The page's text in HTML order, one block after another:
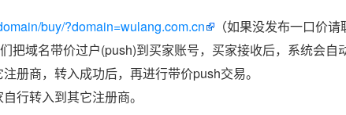
buy/?domain=wulang.com.cn
（如果没发布一口价请
把域名带价过户(push)到买家账号，买家接收后，系统会自
册商，转入成功后，再进行带价push交易。
行转入到其它注册商。